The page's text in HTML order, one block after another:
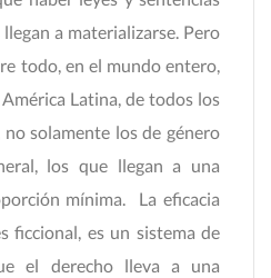
a materializarse. Pero
todo, en el mundo entero,
Latina, de todos los
solamente los de género
los que llegan a una
mínima. La eficacia
ficcional, es un sistema de
el derecho lleva a una